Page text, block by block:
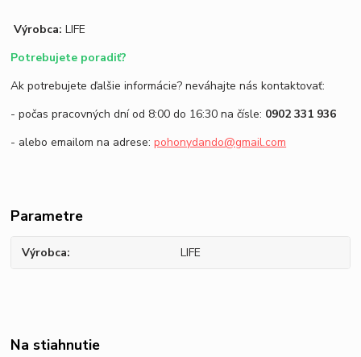
Výrobca:LIFE
Potrebujete poradiť?
Ak potrebujete ďalšie informácie? neváhajte nás kontaktovať:
- počas pracovných dní od 8:00 do 16:30 na čísle: 0902 331 936
- alebo emailom na adrese:pohonydando@gmail.com
Parametre
Výrobca LIFE
Na stiahnutie